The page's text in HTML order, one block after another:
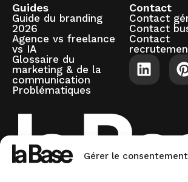
Gérer le consentement
Guides
Guide du branding
2026
Agence vs freelance
vs IA
Glossaire du
marketing & de la
communication
Problématiques
Contact
Contact
Contact
Contact